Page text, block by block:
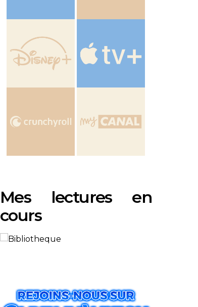
Mes lectures en
cours